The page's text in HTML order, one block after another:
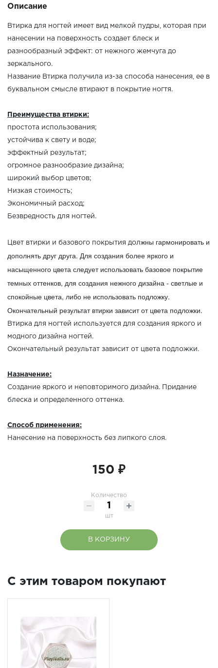
Описание
Втирка для ногтей имеет вид мелкой пудры, которая при
нанесении на поверхность создает блеск и
разнообразный эффект: от нежного жемчуга до
зеркального.
Название Втирка получила из-за способа нанесения, ее в
буквальном смысле втирают в покрытие ногтя.
Преимущества втирки:
простота использования;
устойчива к свету и воде;
эффектный результат;
огромное разнообразие дизайна;
широкий выбор цветов;
Низкая стоимость;
Экономичный расход;
Безвредность для ногтей.
Цвет втирки и базового покрытия должны гармонировать и
дополнять друг друга. Для создания более яркого и
насыщенного цвета следует использовать базовое покрытие
темных оттенков, для создания нежного дизайна - светлые и
спокойные цвета, либо не использовать подложку.
Окончательный результат втирки зависит от цвета подложки.
Втирка для ногтей используется для создания яркого и
модного дизайна ногтей.
Окончательный результат зависит от цвета подложки.
Назначение:
Создание яркого и неповторимого дизайна. Придание
блеска и определенного оттенка.
Способ применения:
Нанесение на поверхность без липкого слоя.
150 ₽
Количество
шт
В КОРЗИНУ
C этим товаром покупают